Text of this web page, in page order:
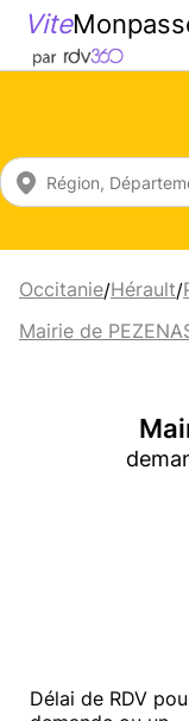
Vite
Occitanie/Hérault/
Mairie de
Délai de RDV